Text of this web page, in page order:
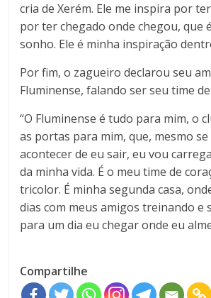
cria de Xerém. Ele me inspira por
por ter chegado onde chegou, que
sonho. Ele é minha inspiração
Por fim, o zagueiro declarou seu
Fluminense, falando ser seu time
“O Fluminense é tudo para mim, o
as portas para mim, que, mesmo
acontecer de eu sair, eu vou
da minha vida. É o meu time de
tricolor. É minha segunda casa,
dias com meus amigos treinando e
para um dia eu chegar onde eu
Compartilhe